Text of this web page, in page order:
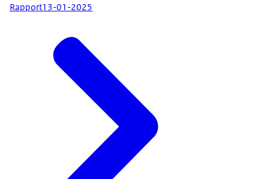
Rapport13-01-2025